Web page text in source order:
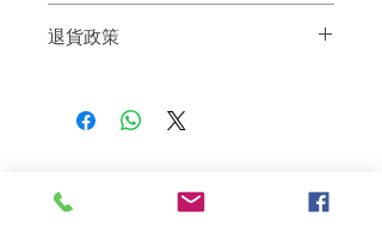
泡沫按摩頭皮及頭髮。然後沖洗乾淨。
退貨政策
到我們的產品後的前7天內通過電子郵件
相關產品